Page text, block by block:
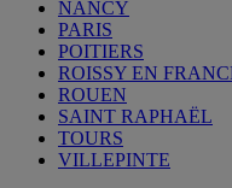
NANCY
PARIS
POITIERS
ROISSY EN
ROUEN
SAINT RAPHAËL
TOURS
VILLEPINTE